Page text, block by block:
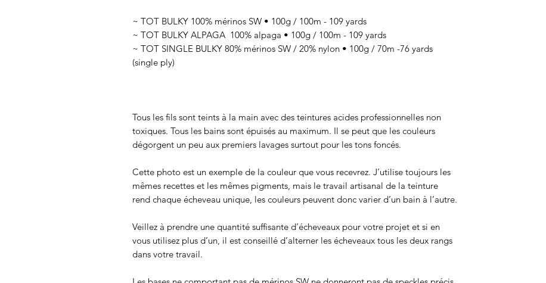
~ TOT BULKY 100% mérinos SW • 100g / 100m - 109 yards
~ TOT BULKY ALPAGA 100% alpaga • 100g / 100m - 109 yards
~ TOT SINGLE BULKY 80% mérinos SW / 20% nylon • 100g / 70m -76 yards
(single ply)
Tous les fils sont teints à la main avec des teintures acides professionnelles non
toxiques. Tous les bains sont épuisés au maximum. Il se peut que les couleurs
dégorgent un peu aux premiers lavages surtout pour les tons foncés.
Cette photo est un exemple de la couleur que vous recevrez. J’utilise toujours les
mêmes recettes et les mêmes pigments, mais le travail artisanal de la teinture
rend chaque écheveau unique, les couleurs peuvent donc varier d’un bain à l’autre.
Veillez à prendre une quantité suffisante d’écheveaux pour votre projet et si en
vous utilisez plus d’un, il est conseillé d’alterner les écheveaux tous les deux rangs
dans votre travail.